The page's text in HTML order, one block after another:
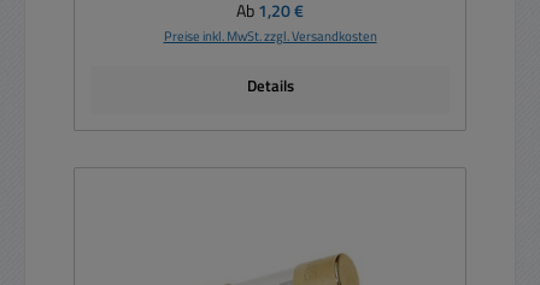
Regulärer Preis:
Ab1,20 €
Preise inkl. MwSt. zzgl. Versandkosten
Details